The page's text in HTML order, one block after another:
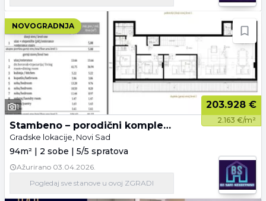
NOVOGRADNJA
1 203.928 €
2.163 €/m²
Stambeno – porodični kompleks Petrovaradin
Gradske lokacije, Novi Sad
94m² | 2 sobe | 5/5 spratova
Ažurirano 03.04.2026.
Pogledajsve stanove u ovoj ZGRADI